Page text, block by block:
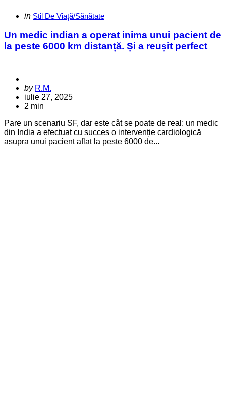
Categories
Posted
in Stil De Viaţă/Sănătate
Un medic indian a operat inima unui pacient de
la peste 6000 km distanță. Și a reușit perfect
Posted
by
by R.M.
iulie 27, 2025
2 min
Pare un scenariu SF, dar este cât se poate de real: un medic
din India a efectuat cu succes o intervenție cardiologică
asupra unui pacient aflat la peste 6000 de...